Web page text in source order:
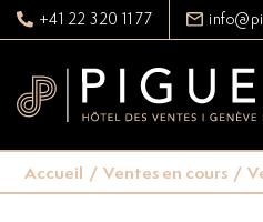
+41 22 320 11 77
Accueil / Ventes en cours /